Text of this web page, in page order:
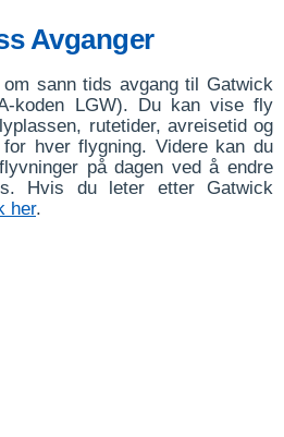
Avganger
sann tids avgang til Gatwick
koden LGW). Du kan vise fly
rutetider, avreisetid og
hver flygning. Videre kan du
på dagen ved å endre
Hvis du leter etter Gatwick
her.